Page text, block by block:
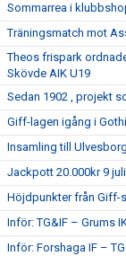
Sommarrea i
Träningsmatch mot
Theos frispark
Skövde AIK U19
Sedan 1902 , projekt
Giff-lagen igång i
Insamling till
Jackpott 20.000kr 9 juli
Höjdpunkter från Giff-
Inför: TG&IF – Grums
Inför: Forshaga IF –